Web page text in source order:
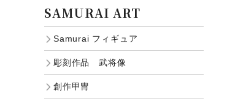
SAMURAI ART
Samurai フィギュア
彫刻作品 武将像
創作甲冑